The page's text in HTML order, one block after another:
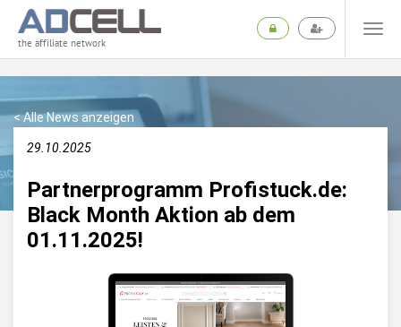
the affiliate network
< Alle News anzeigen
29.10.2025
Partnerprogramm Profistuck.de:
Black Month Aktion ab dem
01.11.2025!